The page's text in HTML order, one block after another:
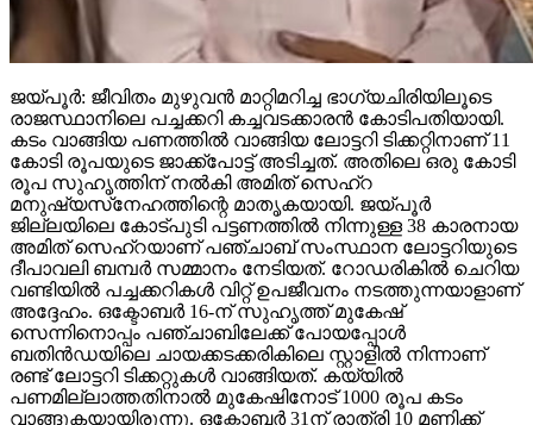
ജയ്പൂര്‍: ജീവിതം മുഴുവന്‍ മാറ്റിമറിച്ച ഭാഗ്യചിരിയിലൂടെ
രാജസ്ഥാനിലെ പച്ചക്കറി കച്ചവടക്കാരന്‍ കോടിപതിയായി.
കടം വാങ്ങിയ പണത്തില്‍ വാങ്ങിയ ലോട്ടറി ടിക്കറ്റിനാണ് 11
കോടി രൂപയുടെ ജാക്ക്‌പോട്ട് അടിച്ചത്. അതിലെ ഒരു കോടി
രൂപ സുഹൃത്തിന് നല്‍കി അമിത് സെഹ്‌റ
മനുഷ്യസ്‌നേഹത്തിന്റെ മാതൃകയായി. ജയ്പൂര്‍
ജില്ലയിലെ കോട്പുടി പട്ടണത്തില്‍ നിന്നുള്ള 38 കാരനായ
അമിത് സെഹ്‌റയാണ് പഞ്ചാബ് സംസ്ഥാന ലോട്ടറിയുടെ
ദീപാവലി ബമ്പര്‍ സമ്മാനം നേടിയത്. റോഡരികില്‍ ചെറിയ
വണ്ടിയില്‍ പച്ചക്കറികള്‍ വിറ്റ് ഉപജീവനം നടത്തുന്നയാളാണ്
അദ്ദേഹം. ഒക്ടോബര്‍ 16-ന് സുഹൃത്ത് മുകേഷ്
സെന്നിനൊപ്പം പഞ്ചാബിലേക്ക് പോയപ്പോള്‍
ബതിന്‍ഡയിലെ ചായക്കടക്കരികിലെ സ്റ്റാളില്‍ നിന്നാണ്
രണ്ട് ലോട്ടറി ടിക്കറ്റുകള്‍ വാങ്ങിയത്. കയ്യില്‍
പണമില്ലാത്തതിനാല്‍ മുകേഷിനോട് 1000 രൂപ കടം
വാങ്ങുകയായിരുന്നു. ഒക്ടോബര്‍ 31ന് രാത്രി 10 മണിക്ക്